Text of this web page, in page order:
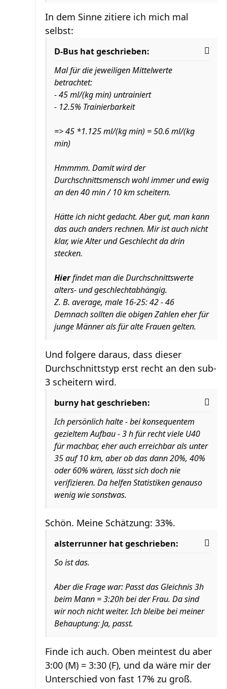
In dem Sinne zitiere ich mich mal
selbst:
D-Bus hat geschrieben:
Mal für die jeweiligen Mittelwerte
betrachtet:
- 45 ml/(kg min) untrainiert
- 12.5% Trainierbarkeit
=> 45 *1.125 ml/(kg min) = 50.6 ml/(kg
min)
Hmmmm. Damit wird der
Durchschnittsmensch wohl immer und ewig
an den 40 min / 10 km scheitern.
Hätte ich nicht gedacht. Aber gut, man kann
das auch anders rechnen. Mir ist auch nicht
klar, wie Alter und Geschlecht da drin
stecken.
Hierfindet man die Durchschnittswerte
alters- und geschlechtabhängig.
Z. B. average, male 16-25: 42 - 46
Demnach sollten die obigen Zahlen eher für
junge Männer als für alte Frauen gelten.
Und folgere daraus, dass dieser
Durchschnittstyp erst recht an den sub-
3 scheitern wird.
burny hat geschrieben:
Ich persönlich halte - bei konsequentem
gezieltem Aufbau - 3 h für recht viele U40
für machbar, eher auch erreichbar als unter
35 auf 10 km, aber ob das dann 20%, 40%
oder 60% wären, lässt sich doch nie
verifizieren. Da helfen Statistiken genauso
wenig wie sonstwas.
Schön. Meine Schätzung: 33%.
alsterrunner hat geschrieben:
So ist das.
Aber die Frage war: Passt das Gleichnis 3h
beim Mann = 3:20h bei der Frau. Da sind
wir noch nicht weiter. Ich bleibe bei meiner
Behauptung: Ja, passt.
Finde ich auch. Oben meintest du aber
3:00 (M) = 3:30 (F), und da wäre mir der
Unterschied von fast 17% zu groß.